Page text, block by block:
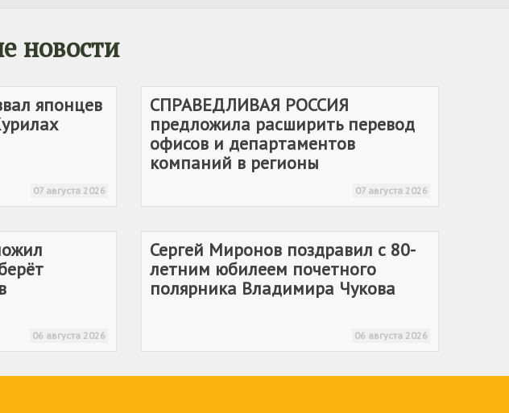
новости
японцев
07 августа 2026
СПРАВЕДЛИВАЯ РОССИЯ
предложила расширить перевод
офисов и департаментов
компаний в регионы
07 августа 2026
06 августа 2026
Сергей Миронов поздравил с 80-
летним юбилеем почетного
полярника Владимира Чукова
06 августа 2026